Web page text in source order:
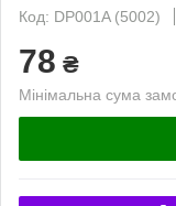
Код: DP001A (5002)
78 ₴
Мінімальна сума